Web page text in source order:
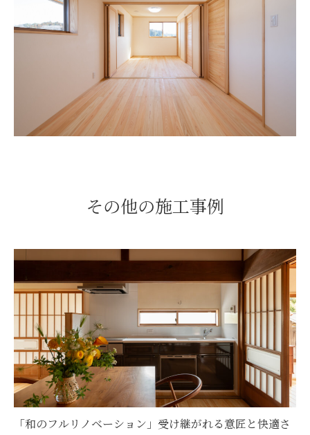
その他の施工事例
「和のフルリノベーション」受け継がれる意匠と快適さ